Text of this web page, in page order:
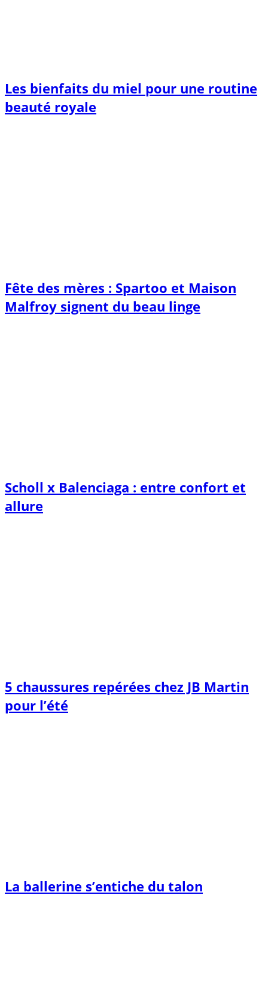
Les bienfaits du miel pour une routine
beauté royale
Fête des mères : Spartoo et Maison
Malfroy signent du beau linge
Scholl x Balenciaga : entre confort et
allure
5 chaussures repérées chez JB Martin
pour l’été
La ballerine s’entiche du talon